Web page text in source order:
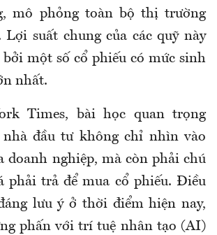
mô phỏng toàn bộ thị trường
Lợi suất chung của các quỹ này
bởi một số cổ phiếu có mức sinh
nhất.
Times, bài học quan trọng
đầu tư không chỉ nhìn vào
doanh nghiệp, mà còn phải chú
phải trả để mua cổ phiếu. Điều
lưu ý ở thời điểm hiện nay,
phấn với trí tuệ nhân tạo (AI)